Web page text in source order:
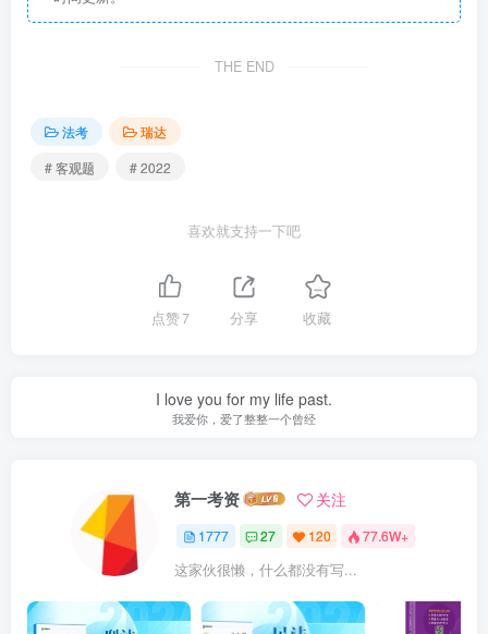
THE END
法考
瑞达
# 客观题
# 2022
喜欢就支持一下吧
点赞7 分享 收藏
I love you for my life past.
我爱你，爱了整整一个曾经
第一考资 关注
1777 27 120 77.6W+
这家伙很懒，什么都没有写...